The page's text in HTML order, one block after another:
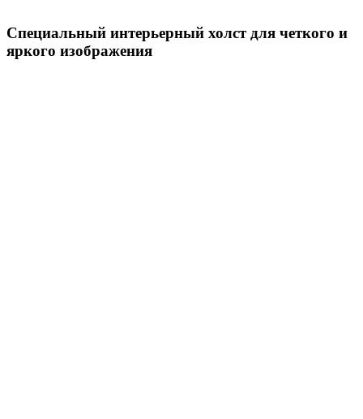
Специальный интерьерный холст для четкого и
яркого изображения